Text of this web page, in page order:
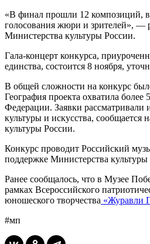
«В финал прошли 12 композиций,
голосования жюри и зрителей», —
Министерства культуры России.
Гала-концерт конкурса,
единства, состоится 8 ноября,
В общей сложности на конкурс
География проекта охватила более
Федерации. Заявки рассматривали
культуры и искусства, сообщается
культуры России.
Конкурс проводит Российский
поддержке Министерства
Ранее сообщалось, что в Музее
рамках Всероссийского
юношеского творчества «Журавли
#мп